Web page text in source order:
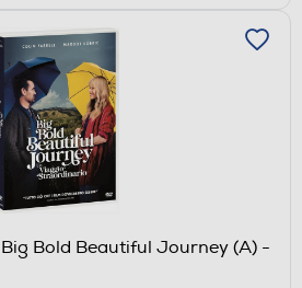
Big Bold Beautiful Journey (A) -